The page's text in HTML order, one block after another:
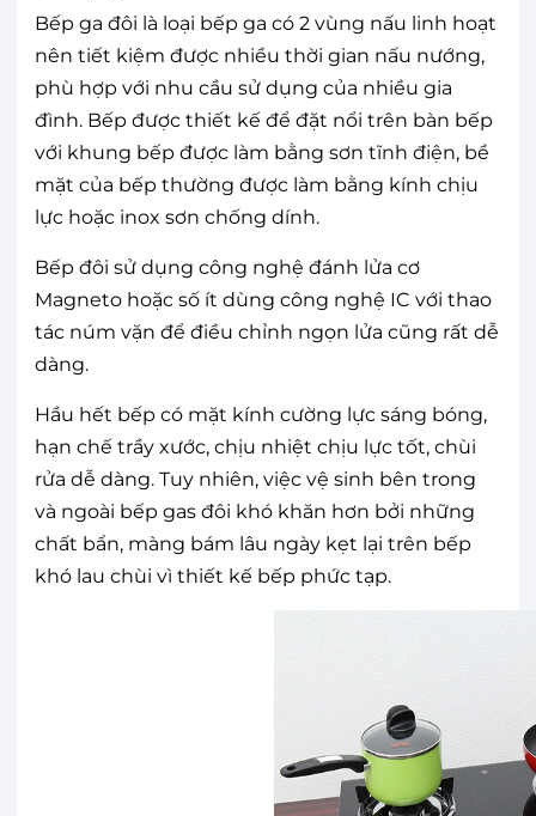
Bếp ga đôi là loại bếp ga có 2 vùng nấu linh hoạt
nên tiết kiệm được nhiều thời gian nấu nướng,
phù hợp với nhu cầu sử dụng của nhiều gia
đình. Bếp được thiết kế để đặt nổi trên bàn bếp
với khung bếp được làm bằng sơn tĩnh điện, bề
mặt của bếp thường được làm bằng kính chịu
lực hoặc inox sơn chống dính.
Bếp đôi sử dụng công nghệ đánh lửa cơ
Magneto hoặc số ít dùng công nghệ IC với thao
tác núm vặn để điều chỉnh ngọn lửa cũng rất dễ
dàng.
Hầu hết bếp có mặt kính cường lực sáng bóng,
hạn chế trầy xước, chịu nhiệt chịu lực tốt, chùi
rửa dễ dàng. Tuy nhiên, việc vệ sinh bên trong
và ngoài bếp gas đôi khó khăn hơn bởi những
chất bẩn, màng bám lâu ngày kẹt lại trên bếp
khó lau chùi vì thiết kế bếp phức tạp.